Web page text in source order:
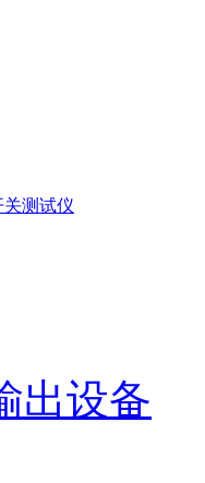
测试仪
出设备